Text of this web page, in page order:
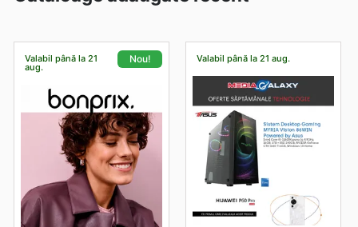
Valabil până la 21
aug.
Nou! Valabil până la 21 aug.